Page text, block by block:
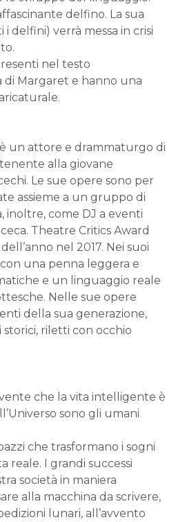
delfino. La sua
delfini) verrà messa in crisi
nel testo
Margaret e hanno una
è un attore e drammaturgo di
alla giovane
Le sue opere sono per
assieme a un gruppo di
inoltre, come DJ a eventi
Theatre Critics Award
nel 2017. Nei suoi
una penna leggera e
e un linguaggio reale
Nelle sue opere
della sua generazione,
riletti con occhio
che la vita intelligente è
sono gli umani
che trasformano i sogni
reale. I grandi successi
società in maniera
alla macchina da scrivere,
lunari, all’avvento